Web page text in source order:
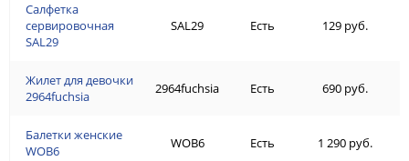
Салфетка
сервировочная
SAL29
Жилет для девочки
2964fuchsia
Балетки женские
WOB6
SAL29 Есть 129 руб.
2964fuchsia Есть 690 руб.
WOB6 Есть 1 290 руб.